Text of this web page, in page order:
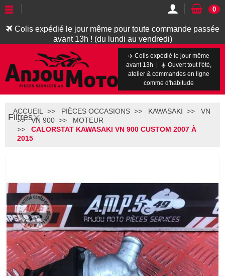
Colis expédié le jour même pour toute commande passée
avant 13h ! (du lundi au vendredi)
0
✈️ Colis expédié le jour même
avant 13h | ☀️ Ouvert tout l'été,
atelier & commandes en ligne
comme d'habitude
Filtres
ACCUEIL PIÈCES OCCASIONS KAWASAKI
VN
VN 900
MOTEUR
CALORSTAT KAWASAKI VN 900 CUSTOM 2007 À
2015